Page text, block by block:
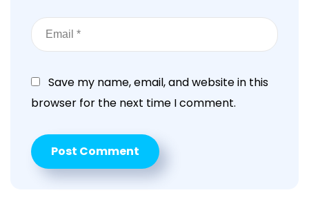
Save my name, email, and website in this
browser for the next time I comment.